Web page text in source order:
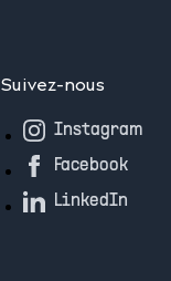
Suivez-nous
Instagram
Facebook
LinkedIn